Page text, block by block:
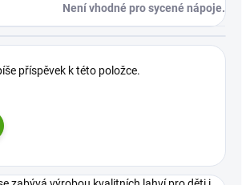
Není vhodné pro sycené nápoje.
příspěvek k této položce.